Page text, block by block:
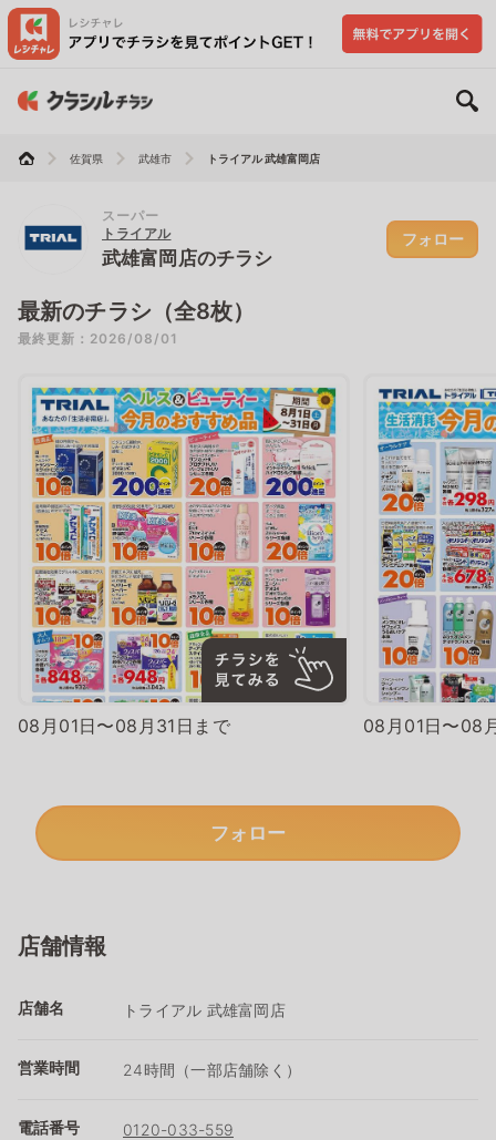
佐賀県 武雄市 トライアル 武雄富岡店
スーパー
トライアル
武雄富岡店のチラシ
フォロー
最新のチラシ（全8枚）
最終更新：2026/08/01
08月01日〜08月31日まで 08月01日〜08
フォロー
店舗情報
店舗名 トライアル 武雄富岡店
営業時間 24時間（一部店舗除く）
電話番号 0120-033-559